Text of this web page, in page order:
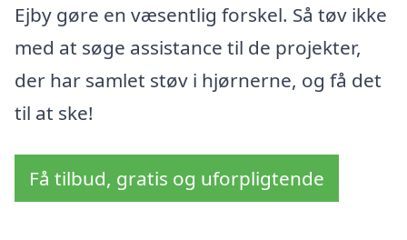
Ejby gøre en væsentlig forskel. Så tøv ikke
med at søge assistance til de projekter,
der har samlet støv i hjørnerne, og få det
til at ske!
Få tilbud, gratis og uforpligtende